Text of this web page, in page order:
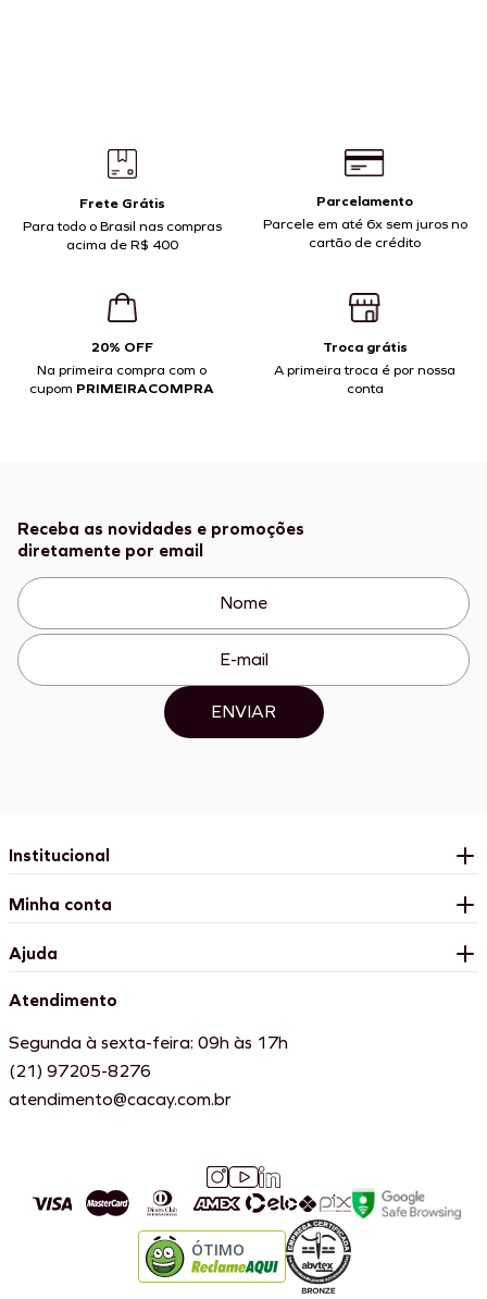
Frete Grátis
Para todo o Brasil nas compras
acima de R$ 400
Parcelamento
Parcele em até 6x sem juros no
cartão de crédito
20% OFF
Na primeira compra com o
cupom PRIMEIRACOMPRA
Troca grátis
A primeira troca é por nossa
conta
Receba as novidades e promoções
diretamente por email
ENVIAR
Institucional
Minha conta
Ajuda
Atendimento
Segunda à sexta-feira: 09h às 17h
(21) 97205-8276
atendimento@cacay.com.br
ÓTIMO